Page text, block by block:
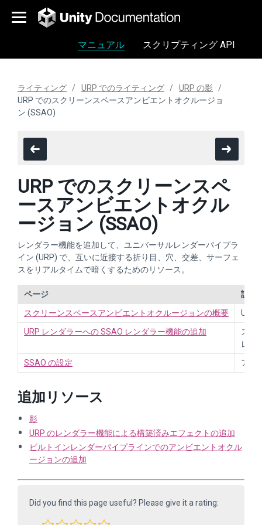
マニュアル スクリプティング API
ライティング URP でのライティング
URP の影
URP でのスクリーンスペースアンビエントオクルージョ
ン (SSAO)
URP でのスクリーンスペ
ースアンビエントオクル
ージョン (SSAO)
レンダラー機能を追加して、ユニバーサルレンダーパイプラ
イン (URP) で、互いに近接する折り目、穴、交差、サーフェ
スをリアルタイムで暗くするためのリソース。
ページ
説明
スクリーンスペースアンビエントオクルージョンの概要
URP
URP レンダラーへの SSAO レンダラー機能の追加
スク
レン
SSAO の設定
アン
追加リソース
影
URP のレンダラー機能による構築済みエフェクトの追加
ビルトインレンダーパイプラインでのアンビエントオクル
ージョンの追加
Did you find this page useful? Please give it a rating: